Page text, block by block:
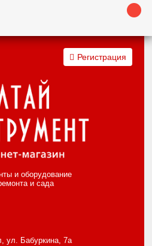
и оборудование
и сада
ул. Бабуркина, 7а
Регистрация